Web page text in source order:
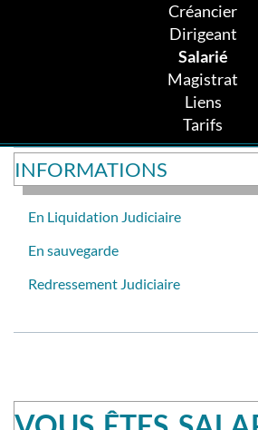
Créancier
Dirigeant
Salarié
Magistrat
Liens
Tarifs
INFORMATIONS
En Liquidation Judiciaire
En sauvegarde
Redressement Judiciaire